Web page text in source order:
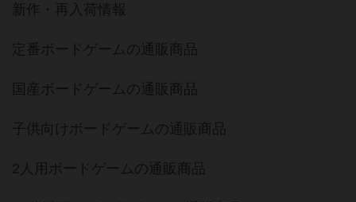
新作・再入荷情報
定番ボードゲームの通販商品
国産ボードゲームの通販商品
子供向けボードゲームの通販商品
2人用ボードゲームの通販商品